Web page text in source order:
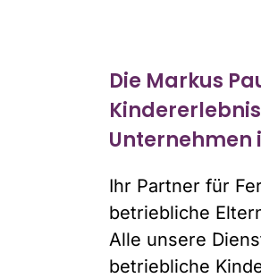
Die Markus
Unternehmen
Ihr Partner für
betriebliche
Alle unsere
betriebliche